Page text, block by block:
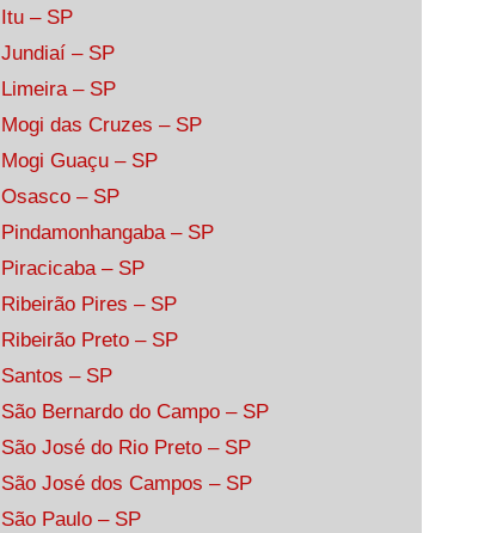
Itu – SP
Jundiaí – SP
Limeira – SP
Mogi das Cruzes – SP
Mogi Guaçu – SP
Osasco – SP
Pindamonhangaba – SP
Piracicaba – SP
Ribeirão Pires – SP
Ribeirão Preto – SP
Santos – SP
São Bernardo do Campo – SP
São José do Rio Preto – SP
São José dos Campos – SP
São Paulo – SP